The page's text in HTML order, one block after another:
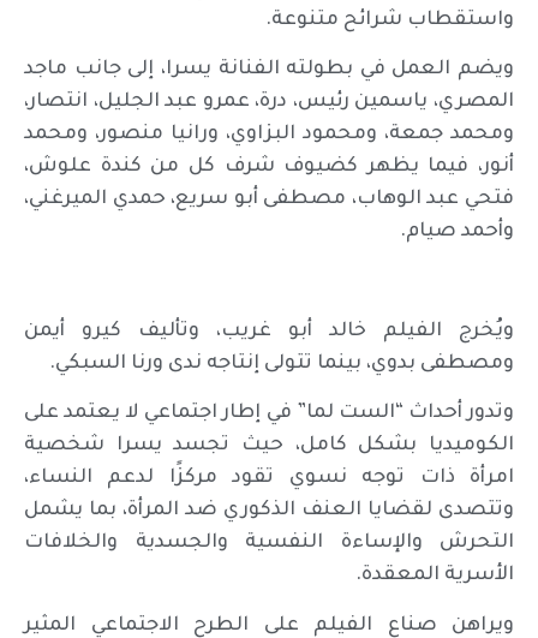
واستقطاب شرائح متنوعة.
ويضم العمل في بطولته الفنانة يسرا، إلى جانب ماجد
المصري، ياسمين رئيس، درة، عمرو عبد الجليل، انتصار،
ومحمد جمعة، ومحمود البزاوي، ورانيا منصور، ومحمد
أنور، فيما يظهر كضيوف شرف كل من كندة علوش،
فتحي عبد الوهاب، مصطفى أبو سريع، حمدي الميرغني،
وأحمد صيام.
ويُخرج الفيلم خالد أبو غريب، وتأليف كيرو أيمن
ومصطفى بدوي، بينما تتولى إنتاجه ندى ورنا السبكي.
وتدور أحداث “الست لما” في إطار اجتماعي لا يعتمد على
الكوميديا بشكل كامل، حيث تجسد يسرا شخصية
امرأة ذات توجه نسوي تقود مركزًا لدعم النساء،
وتتصدى لقضايا العنف الذكوري ضد المرأة، بما يشمل
التحرش والإساءة النفسية والجسدية والخلافات
الأسرية المعقدة.
ويراهن صناع الفيلم على الطرح الاجتماعي المثير